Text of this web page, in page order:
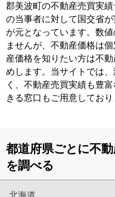
郡美波町の不動産売買実
の当事者に対して国交省
が元となっています。数
ませんが、不動産価格は
産価格を知りたい方は不
めします。当サイトでは
く、不動産売買実績も豊
きる窓口もご用意してお
都道府県ごとに不
を調べる
北海道